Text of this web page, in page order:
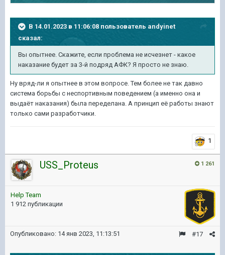
В 14.01.2023 в 11:06:08 пользователь andyinet
сказал:
Вы опытнее. Скажите, если проблема не исчезнет - какое
наказание будет за 3-й подряд АФК? Я просто не знаю.
Ну вряд-ли я опытнее в этом вопросе. Тем более не так давно
система борьбы с неспортивным поведением (а именно она и
выдаёт наказания) была переделана. А принцип её работы знают
только сами разработчики.
1
1 261
USS_Proteus
Help Team
1 912 публикации
#17
Опубликовано: 14 янв 2023, 11:13:51